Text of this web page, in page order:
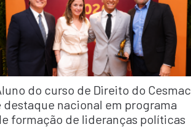
do curso de Direito do Cesmac
destaque nacional em programa
formação de lideranças políticas